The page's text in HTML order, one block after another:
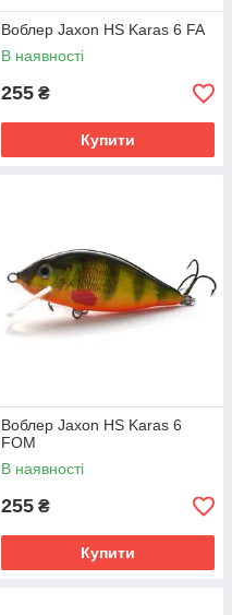
Воблер Jaxon HS Karas 6 FA
В наявності
255 ₴
Купити
Воблер Jaxon HS Karas 6
FOM
В наявності
255 ₴
Купити